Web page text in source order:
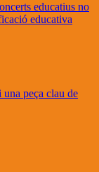
educatius no
educativa
peça clau de